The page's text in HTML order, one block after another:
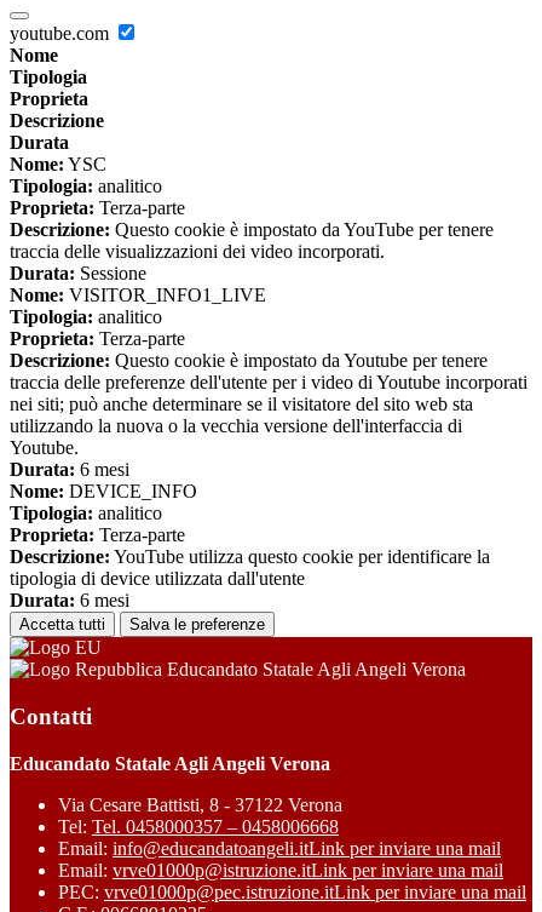
youtube.com
Nome
Tipologia
Proprieta
Descrizione
Durata
Nome: YSC
Tipologia: analitico
Proprieta: Terza-parte
Descrizione: Questo cookie è impostato da YouTube per tenere
traccia delle visualizzazioni dei video incorporati.
Durata: Sessione
Nome: VISITOR_INFO1_LIVE
Tipologia: analitico
Proprieta: Terza-parte
Descrizione: Questo cookie è impostato da Youtube per tenere
traccia delle preferenze dell'utente per i video di Youtube incorporati
nei siti; può anche determinare se il visitatore del sito web sta
utilizzando la nuova o la vecchia versione dell'interfaccia di
Youtube.
Durata: 6 mesi
Nome: DEVICE_INFO
Tipologia: analitico
Proprieta: Terza-parte
Descrizione: YouTube utilizza questo cookie per identificare la
tipologia di device utilizzata dall'utente
Durata: 6 mesi
Accetta tutti Salva le preferenze
Educandato Statale Agli Angeli Verona
Contatti
Educandato Statale Agli Angeli Verona
Via Cesare Battisti, 8 - 37122 Verona
Tel: Tel. 0458000357 – 0458006668
Email: info@educandatoangeli.itLink per inviare una mail
Email: vrve01000p@istruzione.itLink per inviare una mail
PEC: vrve01000p@pec.istruzione.itLink per inviare una mail